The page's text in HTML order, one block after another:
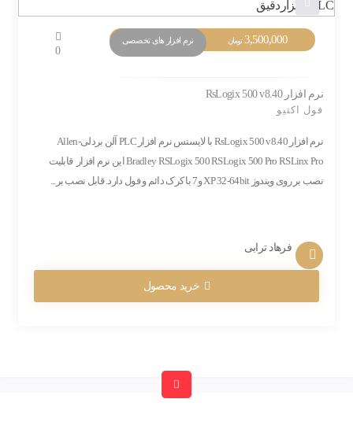
3,500,000 تومان نرم افزار های تخصصی
0
نرم افزار RsLogix 500 v8.40
فول اکتیو
نرم افزار RsLogix 500 v8.40 با لایسنس نرم افزار PLC آلن بردلی-Allen
Bradley RSLogix 500 RSLogix 500 Pro RSLinx Pro این نرم افزار قابلیت
نصب بر روی ویندوز XP 32-64bit و7 با کرک دائم و فول دارد. قابل نصب بر...
فرهاد ترابی
خرید محصول